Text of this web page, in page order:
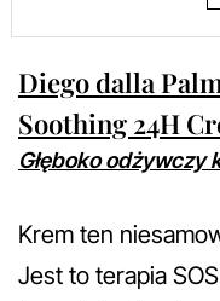
Diego dalla
Soothing 24H
Głęboko odżywczy
Krem ten
Jest to terapia